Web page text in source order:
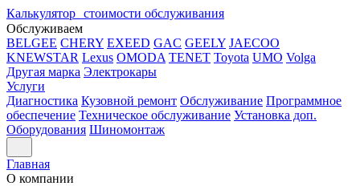
Калькулятор стоимости обслуживания
Обслуживаем
BELGEE CHERY EXEED GAC GEELY JAECOO
KNEWSTAR Lexus OMODA TENET Toyota UMO Volga
Другая марка Электрокары
Услуги
Диагностика Кузовной ремонт Обслуживание Программное
обеспечение Техническое обслуживание Установка доп.
Оборудования Шиномонтаж
Главная
О компании